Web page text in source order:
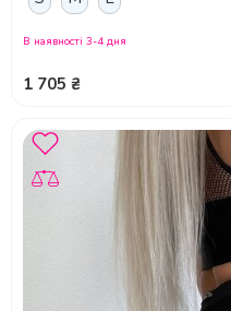
1 705 ₴
В наявності 3-4 дня